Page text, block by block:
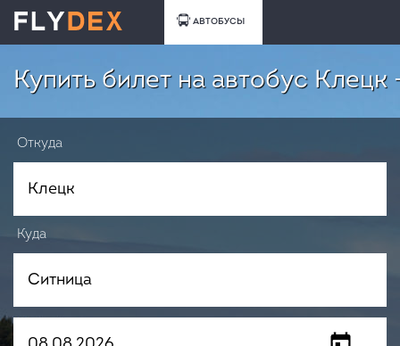
АВТОБУСЫ
Купить билет на автобус Клецк
Откуда
Куда